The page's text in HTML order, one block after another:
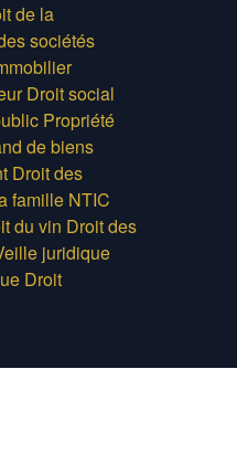
de la
sociétés
Droit social
Propriété
de biens
Droit des
famille NTIC
du vin Droit des
juridique
Droit